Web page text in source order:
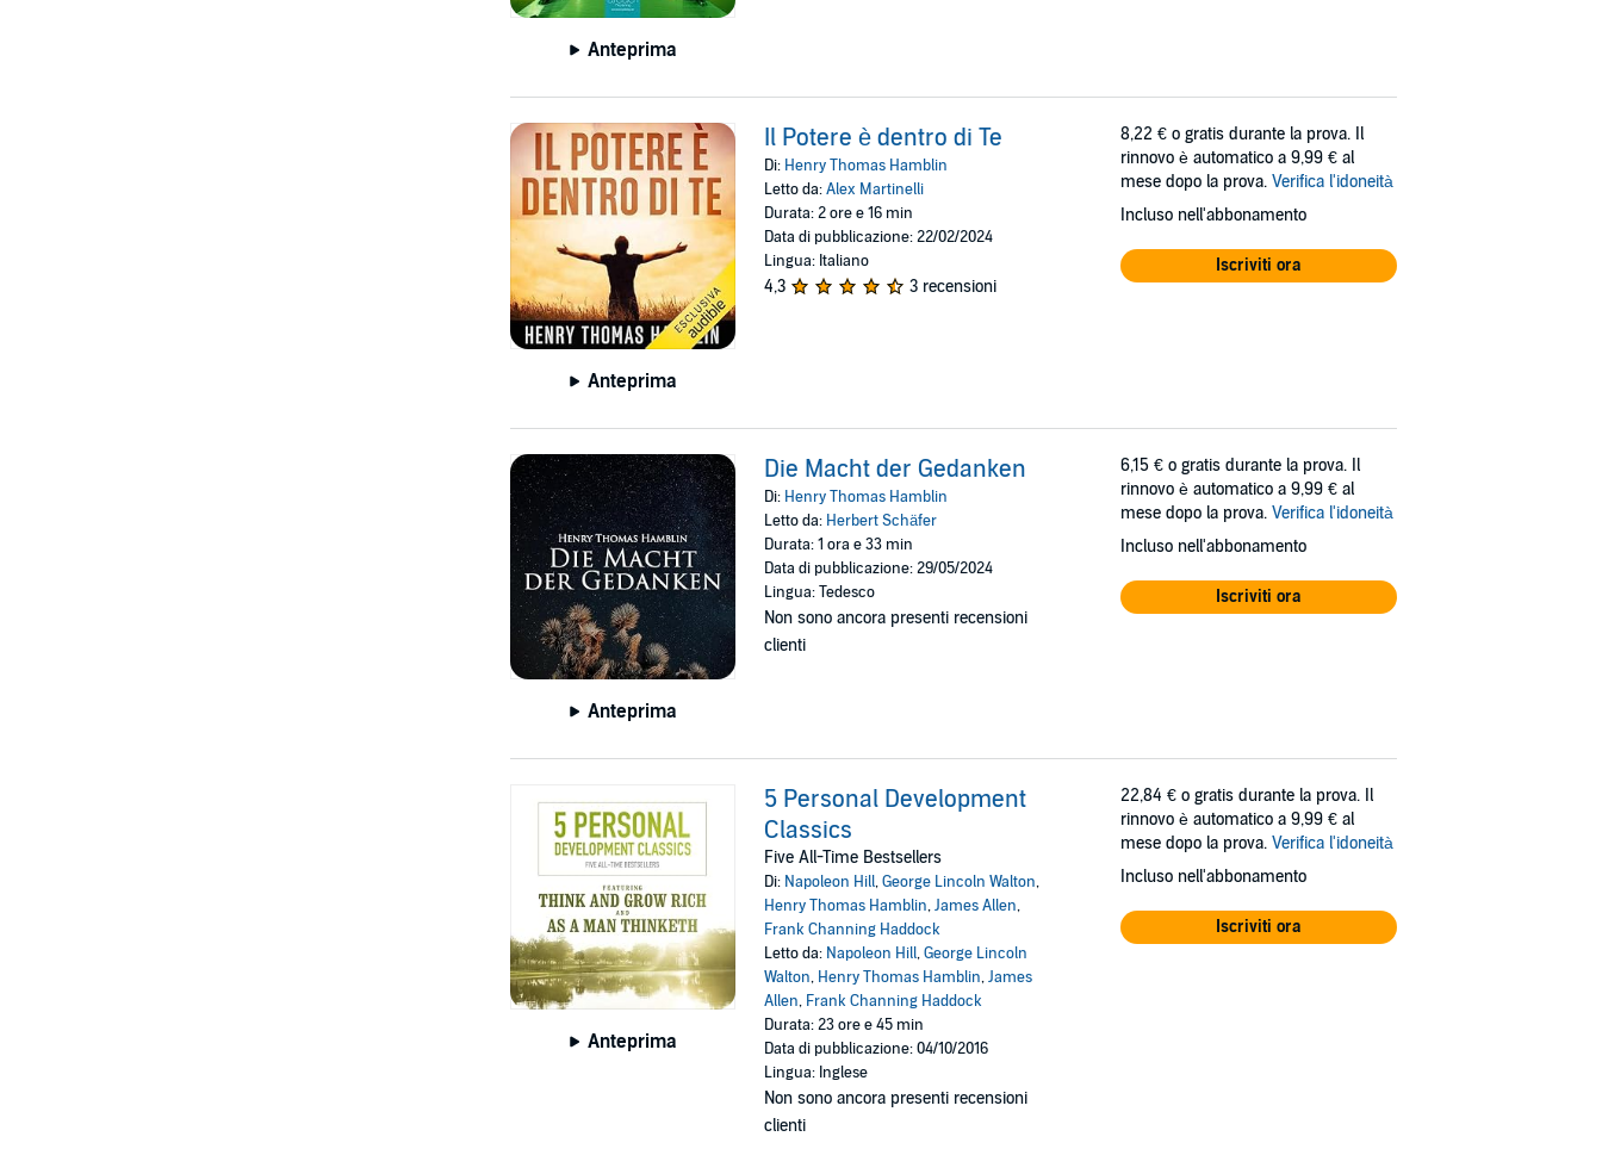
Anteprima
Anteprima
Il Potere è dentro di Te
Di: Henry Thomas Hamblin
Letto da:Alex Martinelli
Durata: 2 ore e 16 min
Data di pubblicazione: 22/02/2024
Lingua: Italiano
4,3 3 recensioni
8,22 € o gratis durante la prova. Il
rinnovo è automatico a 9,99 € al
mese dopo la prova. Verifica l'idoneità
Incluso nell'abbonamento
Iscriviti ora
Anteprima
Die Macht der Gedanken
Di: Henry Thomas Hamblin
Letto da: Herbert Schäfer
Durata: 1 ora e 33 min
Data di pubblicazione: 29/05/2024
Lingua: Tedesco
Non sono ancora presenti recensioni
clienti
6,15 € o gratis durante la prova. Il
rinnovo è automatico a 9,99 € al
mese dopo la prova. Verifica l'idoneità
Incluso nell'abbonamento
Iscriviti ora
Anteprima
5 Personal Development
Classics
Five All-Time Bestsellers
Di: Napoleon Hill,George Lincoln Walton,
Henry Thomas Hamblin,James Allen,
Frank Channing Haddock
Letto da: Napoleon Hill,George Lincoln
Walton, Henry Thomas Hamblin,James
Allen, Frank Channing Haddock
Durata: 23 ore e 45 min
Data di pubblicazione: 04/10/2016
Lingua: Inglese
Non sono ancora presenti recensioni
clienti
22,84 € o gratis durante la prova. Il
rinnovo è automatico a 9,99 € al
mese dopo la prova. Verifica l'idoneità
Incluso nell'abbonamento
Iscriviti ora